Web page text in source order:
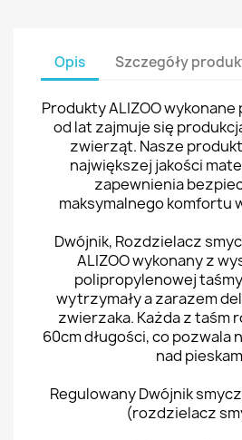
Opis Szczegóły
Produkty ALIZOO
od lat zajmuje się
zwierząt. Nasze
największej jakości
zapewnienia
maksymalnego komfortu
Dwójnik, Rozdzielacz
ALIZOO wykonany z
polipropylenowej
wytrzymały a zarazem
zwierzaka. Każda z taśm
60cm długości, co pozwala
nad
Regulowany Dwójnik
(rozdzielacz